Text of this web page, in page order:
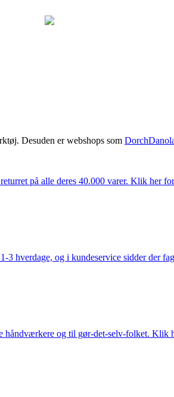
Desuden er webshops som
på alle deres 40.000 varer. Klik her
hverdage, og i kundeservice sidder der
og til gør-det-selv-folket. Klik